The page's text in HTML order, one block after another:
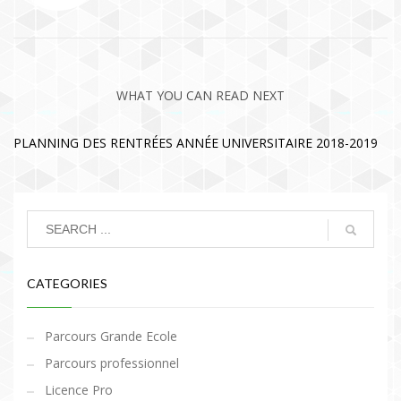
WHAT YOU CAN READ NEXT
PLANNING DES RENTRÉES ANNÉE UNIVERSITAIRE 2018-2019
CATEGORIES
Parcours Grande Ecole
Parcours professionnel
Licence Pro